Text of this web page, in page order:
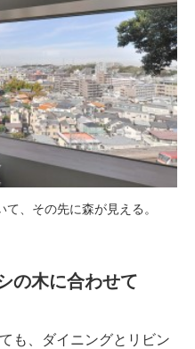
、その先に森が見える。
の木に合わせて
も、ダイニングとリビン